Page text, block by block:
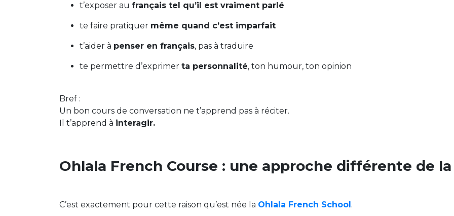
t’exposer au français tel qu’il est vraiment parlé
te faire pratiquer même quand c’est imparfait
t’aider à penser en français, pas à traduire
te permettre d’exprimer ta personnalité, ton humour, ton opinion
Bref :
Un bon cours de conversation ne t’apprend pas à réciter.
Il t’apprend à interagir.
Ohlala French Course : une approche différente de
C’est exactement pour cette raison qu’est née la Ohlala French School.